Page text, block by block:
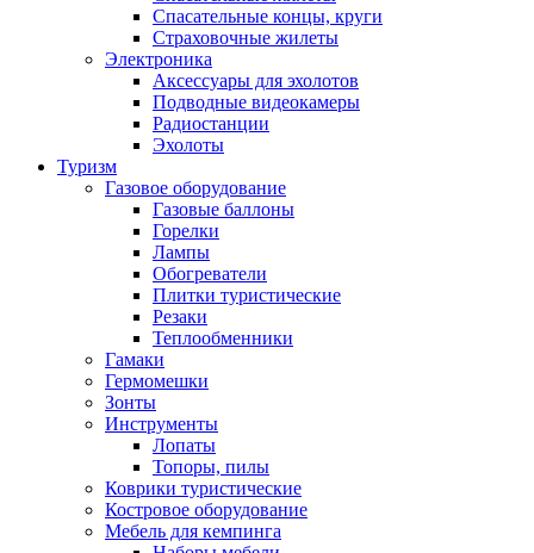
Спасательные концы, круги
Страховочные жилеты
Электроника
Аксессуары для эхолотов
Подводные видеокамеры
Радиостанции
Эхолоты
Туризм
Газовое оборудование
Газовые баллоны
Горелки
Лампы
Обогреватели
Плитки туристические
Резаки
Теплообменники
Гамаки
Гермомешки
Зонты
Инструменты
Лопаты
Топоры, пилы
Коврики туристические
Костровое оборудование
Мебель для кемпинга